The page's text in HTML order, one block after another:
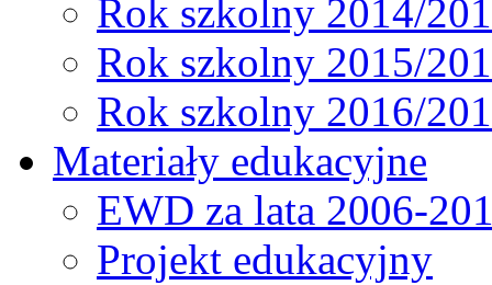
Rok szkolny 2014/
Rok szkolny 2015/
Rok szkolny 2016/
Materiały edukacyjne
EWD za lata 2006-
Projekt edukacyjny